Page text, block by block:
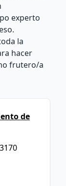
experto
la
hacer
frutero/a
de